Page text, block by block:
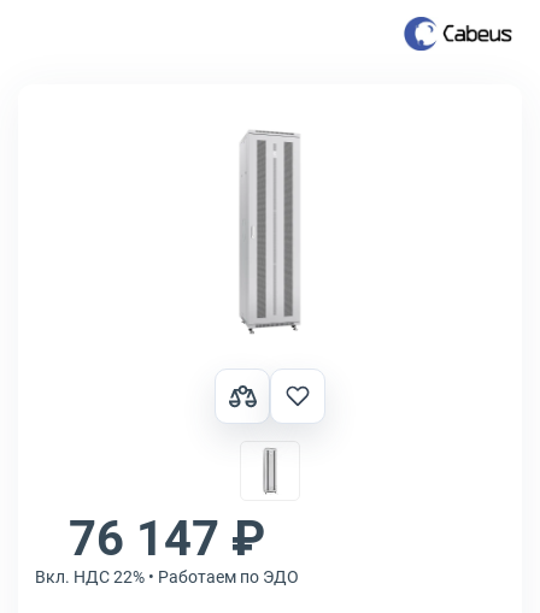
76 147 ₽
Вкл. НДС 22% • Работаем по ЭДО